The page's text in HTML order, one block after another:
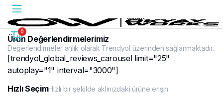
0
Ürün Değerlendirmelerimiz
Değerlendirmeler anlık olarak Trendyol üzerinden sağlanmaktadır.
[trendyol_global_reviews_carousel limit="25"
autoplay="1" interval="3000"]
Hızlı SeçimHızlı bir şekilde aklınızdaki ürüne erişin.